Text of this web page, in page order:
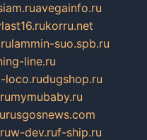
avegainfo.ru
korru.net
lammin-suo.spb.ru
line.ru
loco.rudugshop.ru
mymubaby.ru
rusgosnews.com
w-dev.ruf-ship.ru